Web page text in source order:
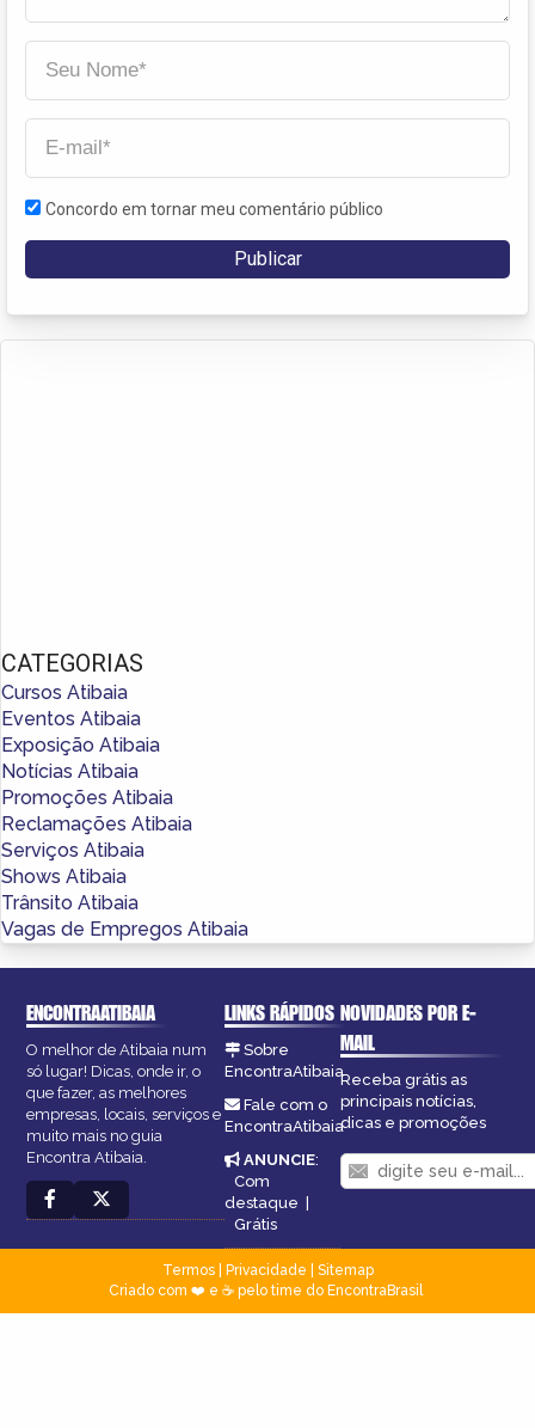
Concordo em tornar meu comentário público
CATEGORIAS
Cursos Atibaia
Eventos Atibaia
Exposição Atibaia
Notícias Atibaia
Promoções Atibaia
Reclamações Atibaia
Serviços Atibaia
Shows Atibaia
Trânsito Atibaia
Vagas de Empregos Atibaia
ENCONTRAATIBAIA
O melhor de Atibaia num
só lugar! Dicas, onde ir, o
que fazer, as melhores
empresas, locais, serviços e
muito mais no guia
Encontra Atibaia.
LINKS RÁPIDOS
Sobre
EncontraAtibaia
Fale com o
EncontraAtibaia
ANUNCIE:
Com
destaque
Grátis
NOVIDADES POR E-
MAIL
Receba grátis as
principais notícias,
dicas e promoções
Termos| Privacidade
Sitemap
Criado com ❤️ e ☕ pelo time do EncontraBrasil